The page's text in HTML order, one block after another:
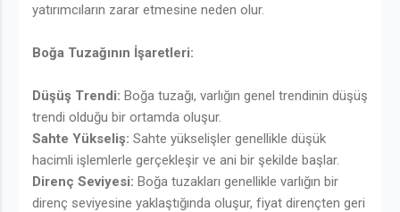
yatırımcıların zarar etmesine neden olur.
Boğa Tuzağının İşaretleri:
Düşüş Trendi: Boğa tuzağı, varlığın genel trendinin düşüş
trendi olduğu bir ortamda oluşur.
Sahte Yükseliş: Sahte yükselişler genellikle düşük
hacimli işlemlerle gerçekleşir ve ani bir şekilde başlar.
Direnç Seviyesi: Boğa tuzakları genellikle varlığın bir
direnç seviyesine yaklaştığında oluşur, fiyat dirençten geri